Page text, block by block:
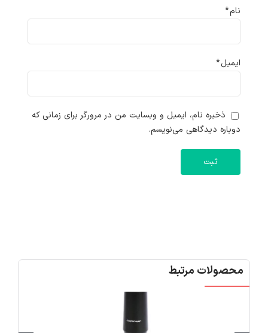
نام*
ایمیل*
ذخیره نام، ایمیل و وبسایت من در مرورگر برای زمانی که
دوباره دیدگاهی می‌نویسم.
محصولات مرتبط